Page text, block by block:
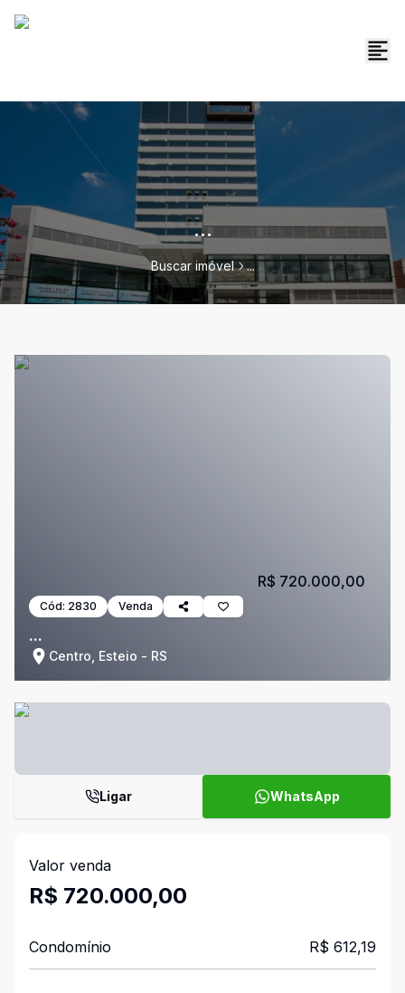
...
Buscar imóvel ...
Cód: 2830 Venda
...
Centro, Esteio - RS
R$ 720.000,00
Ligar WhatsApp
Valor venda
R$ 720.000,00
Condomínio R$ 612,19